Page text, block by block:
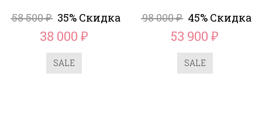
58 500₽ 35% Скидка
38 000₽
SALE
98 000₽ 45% Скидка
53 900₽
SALE